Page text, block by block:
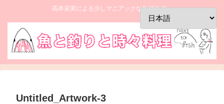
高本采実による少しマニアックな魚ブログ。
Untitled_Artwork-3